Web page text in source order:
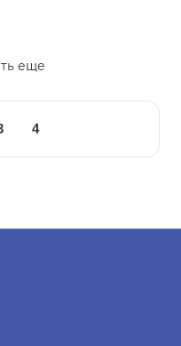
еще
4